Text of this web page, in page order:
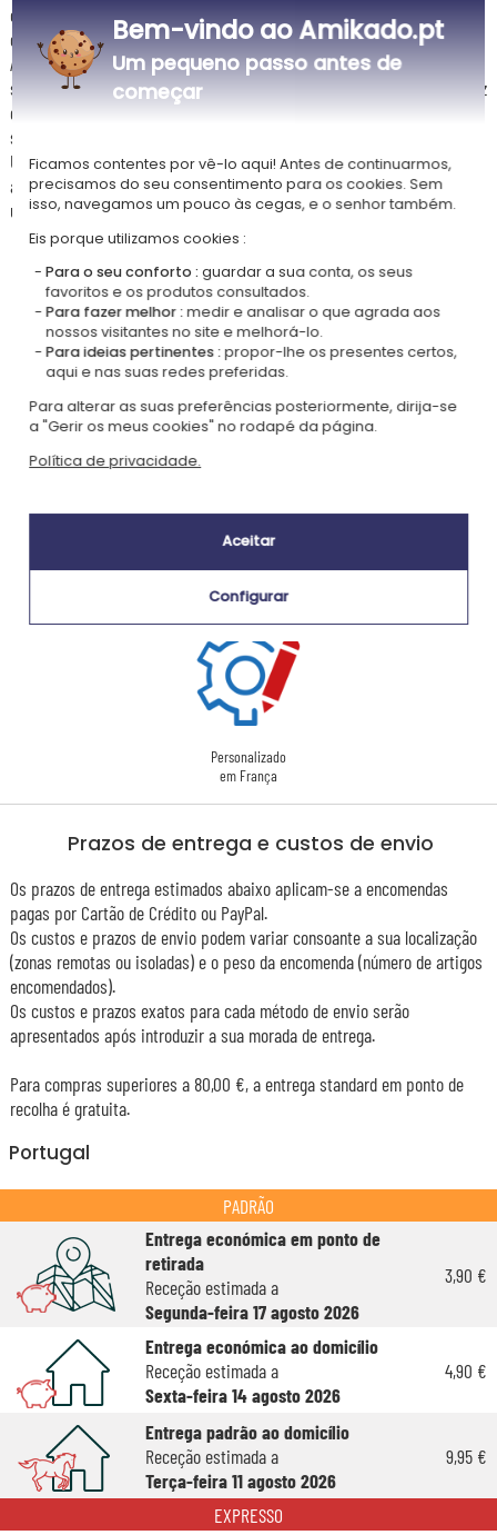
Nossa empresa Kadocom é:
Ecovadis Silver
Global Compact
Este presente é
Personalizado
em França
ouriço, coelho ou urso. O nome da criança é impresso acima de um
desses pequenos companheiros de quarto.
A moldura está fixada em uma bonita base de madeira de faia de onde
são emitidas luzes LED de diferentes cores. Você pode fixar a cor da luz
de sua escolha (amarelo, azul, verde ou ainda rosa) ou deixá-las se
sucederem sem interrupção.
Um encantador presente a oferecer para um nascimento, Natal ou um
aniversário para um toque decorativo, design e... bucólico no quarto de
uma criança.
Prazos de entrega e custos de envio
Os prazos de entrega estimados abaixo aplicam-se a encomendas
pagas por Cartão de Crédito ou PayPal.
Os custos e prazos de envio podem variar consoante a sua localização
(zonas remotas ou isoladas) e o peso da encomenda (número de artigos
encomendados).
Os custos e prazos exatos para cada método de envio serão
apresentados após introduzir a sua morada de entrega.
Para compras superiores a 80,00 €, a entrega standard em ponto de
recolha é gratuita.
Portugal
PADRÃO
Entrega económica em ponto de
retirada
Receção estimada a
Segunda-feira 17 agosto 2026
3,90 €
Entrega económica ao domicílio
Receção estimada a
Sexta-feira 14 agosto 2026
4,90 €
Entrega padrão ao domicílio
Receção estimada a
Terça-feira 11 agosto 2026
9,95 €
EXPRESSO
Bem-vindo ao Amikado.pt
Um pequeno passo antes de
começar
Ficamos contentes por vê-lo aqui! Antes de continuarmos,
precisamos do seu consentimento para os cookies. Sem
isso, navegamos um pouco às cegas, e o senhor também.
Eis porque utilizamos cookies :
Para o seu conforto : guardar a sua conta, os seus
favoritos e os produtos consultados.
Para fazer melhor :medir e analisar o que agrada aos
nossos visitantes no site e melhorá-lo.
Para ideias pertinentes :propor-lhe os presentes certos,
aqui e nas suas redes preferidas.
Para alterar as suas preferências posteriormente, dirija-se
a "Gerir os meus cookies" no rodapé da página.
Política de privacidade.
Aceitar
Configurar